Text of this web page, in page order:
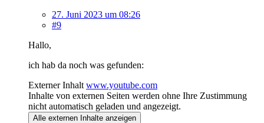
27. Juni 2023 um 08:26
#9
Hallo,
ich hab da noch was gefunden:
Externer Inhalt www.youtube.com
Inhalte von externen Seiten werden ohne Ihre Zustimmung
nicht automatisch geladen und angezeigt.
Alle externen Inhalte anzeigen